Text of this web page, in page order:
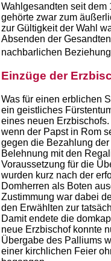
Wahlgesandten seit dem
gehörte zwar zum
zur Gültigkeit der Wahl
Absenden der
nachbarlichen
Einzüge der
Was für einen erblichen
ein geistliches
eines neuen
wenn der Papst in Rom
gegen die Bezahlung
Belehnung mit den
Voraussetzung für die
wurden kurz nach der
Domherren als Boten
Zustimmung war dabei
den Erwählten zur
Damit endete die
neue Erzbischof konnte
Übergabe des Palliums
einer kirchlichen Feier